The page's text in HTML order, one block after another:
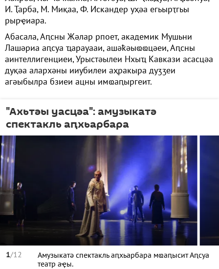
И. Ҭарба, М. Миқаа, Ф. Искандер уҳәа егьырҭгьы
рырҿиара.
Абасала, Аԥсны Жәлар рпоет, академик Мушьни
Лашәриа аԥсуа ҵарауааи, ашәҟәыҩҩцәеи, Аԥсны
аинтеллигенциеи, Урыстәылеи Нхыҵ Кавкази асасцәа
дуқәа алархәны ииубилеи аҳракыра дуӡӡеи
агәыбылра бзиеи ацны имҩаԥыргеит.
"Ахьтәы уасцәа": амузыкатә
спектакль аԥхьарбара
1/12
Амузыкатә спектакль аԥхьарбара мҩаԥысит Аԥсуа
театр аҿы.